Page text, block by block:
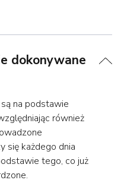
dokonywane
na podstawie
również
się każdego dnia
tego, co już